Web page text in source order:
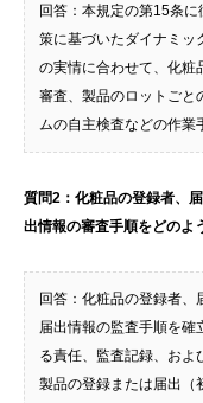
回答：本規定の第15条
策に基づいたダイナミッ
の実情に合わせて、化粧
審査、製品のロットごと
ムの自主検査などの作業
質問2：化粧品の登録者、
出情報の審査手順をどのよ
回答：化粧品の登録者
届出情報の監査手順を確
る責任、監査記録、およ
製品の登録または届出（